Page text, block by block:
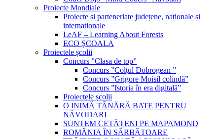
Proiecte Mondiale
Proiecte și parteneriate județene, naționale și
internationale
LeAF – Learning About Forests
ECO ȘCOALA
Proiectele școlii
Concurs ”Clasa de top”
Concurs ”Colțul Dobrogean ”
Concurs ”Grigore Moisil colindă”
Concurs ”Istoria în era digitală”
Proiectele școlii
O INIMĂ TÂNĂRĂ BATE PENTRU
NĂVODARI
SUNTEM CETĂȚENI PE MAPAMOND
ROMÂNIA ÎN SĂRBĂTOARE